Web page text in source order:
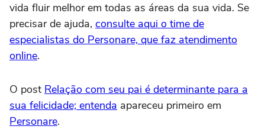
vida fluir melhor em todas as áreas da sua vida. Se
precisar de ajuda, consulte aqui o time de
especialistas do Personare, que faz atendimento
online.
O post Relação com seu pai é determinante para a
sua felicidade; entenda apareceu primeiro em
Personare.